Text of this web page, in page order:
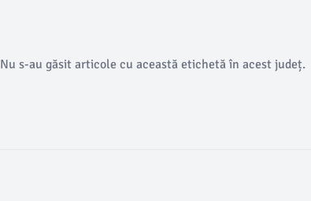
Nu s-au găsit articole cu această etichetă în acest județ.